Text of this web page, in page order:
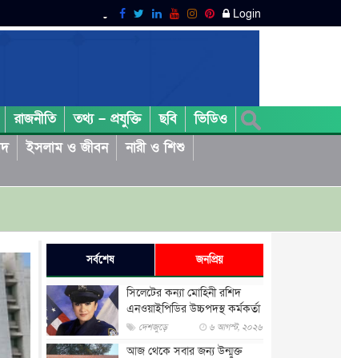
Login
রাজনীতি তথ্য – প্রযুক্তি ছবি ভিডিও
ইসলাম ও জীবন নারী ও শিশু
সর্বশেষ জনপ্রিয়
সিলেটের কন্যা মোহিনী রশিদ
এনওয়াইপিডির উচ্চপদস্থ কর্মকর্তা
দেশজুড়ে ৬ আগস্ট, ২০২৬
আজ থেকে সবার জন্য উন্মুক্ত